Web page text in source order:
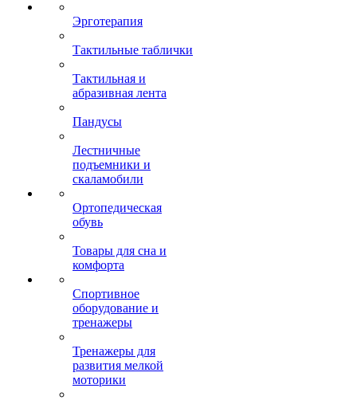
Эрготерапия
Тактильные таблички
Тактильная и
абразивная лента
Пандусы
Лестничные
подъемники и
скаламобили
Ортопедическая
обувь
Товары для сна и
комфорта
Спортивное
оборудование и
тренажеры
Тренажеры для
развития мелкой
моторики